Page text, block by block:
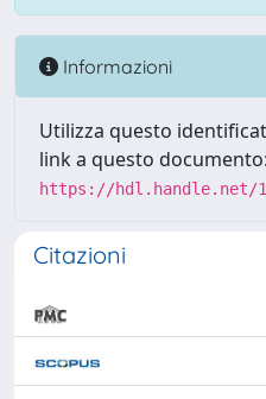
Informazioni
Utilizza questo
link a questo documento:
https://hdl.handle.net/
Citazioni